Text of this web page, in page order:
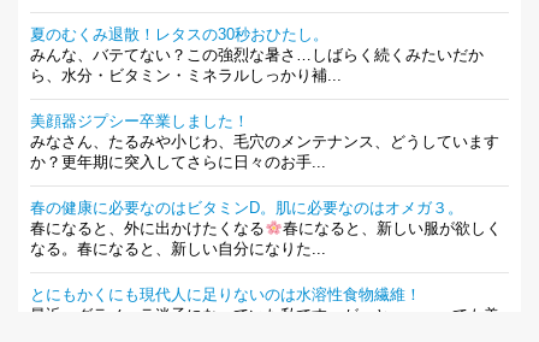
夏のむくみ退散！レタスの30秒おひたし。
みんな、バテてない？この強烈な暑さ…しばらく続くみたいだか
ら、水分・ビタミン・ミネラルしっかり補...
美顔器ジプシー卒業しました！
みなさん、たるみや小じわ、毛穴のメンテナンス、どうしています
か？更年期に突入してさらに日々のお手...
春の健康に必要なのはビタミンD。肌に必要なのはオメガ３。
春になると、外に出かけたくなる
春になると、新しい服が欲しく
なる。春になると、新しい自分になりた...
とにもかくにも現代人に足りないのは水溶性食物繊維！
最近、グラノーラ迷子になっていた私です。が、と〜〜〜っても美